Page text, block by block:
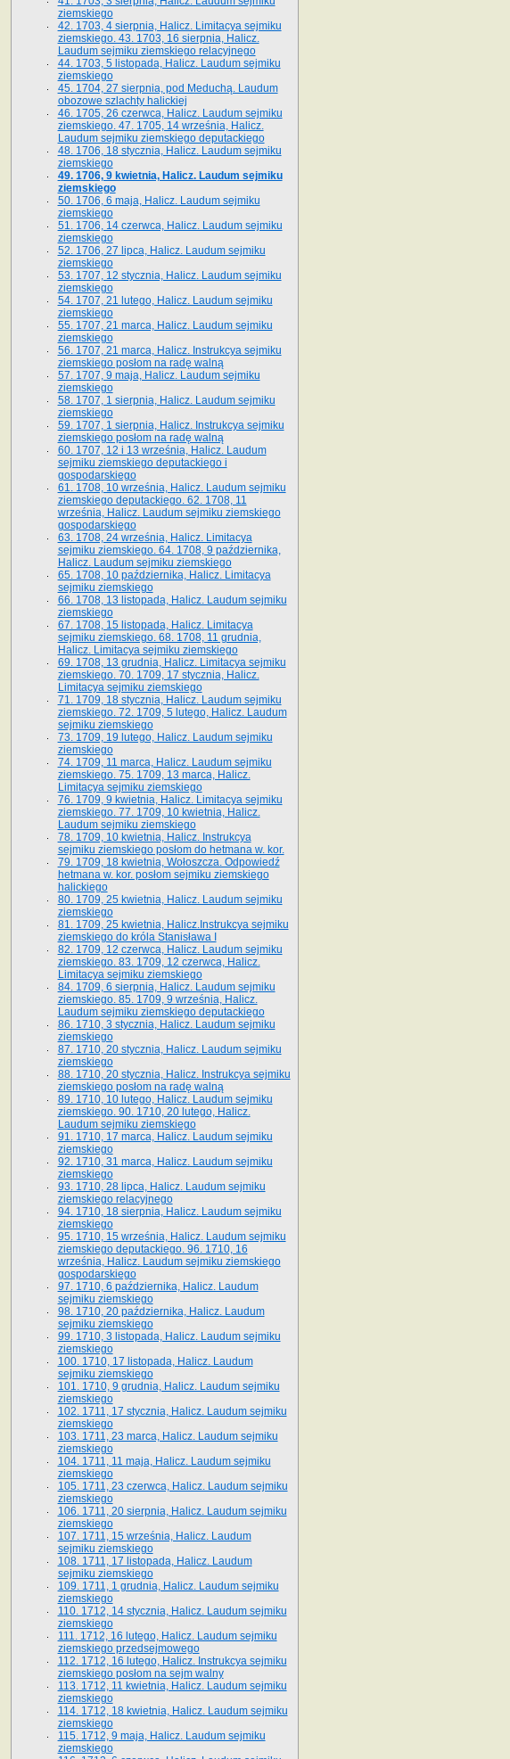
ziemskiego
42. 1703, 4 sierpnia, Halicz. Limitacya sejmiku
ziemskiego. 43. 1703, 16 sierpnia, Halicz.
Laudum sejmiku ziemskiego relacyjnego
44. 1703, 5 listopada, Halicz. Laudum sejmiku
ziemskiego
45. 1704, 27 sierpnia, pod Meduchą. Laudum
obozowe szlachty halickiej
46. 1705, 26 czerwca, Halicz. Laudum sejmiku
ziemskiego. 47. 1705, 14 września, Halicz.
Laudum sejmiku ziemskiego deputackiego
48. 1706, 18 stycznia, Halicz. Laudum sejmiku
ziemskiego
49. 1706, 9 kwietnia, Halicz. Laudum sejmiku
ziemskiego
50. 1706, 6 maja, Halicz. Laudum sejmiku
ziemskiego
51. 1706, 14 czerwca, Halicz. Laudum sejmiku
ziemskiego
52. 1706, 27 lipca, Halicz. Laudum sejmiku
ziemskiego
53. 1707, 12 stycznia, Halicz. Laudum sejmiku
ziemskiego
54. 1707, 21 lutego, Halicz. Laudum sejmiku
ziemskiego
55. 1707, 21 marca, Halicz. Laudum sejmiku
ziemskiego
56. 1707, 21 marca, Halicz. Instrukcya sejmiku
ziemskiego posłom na radę walną
57. 1707, 9 maja, Halicz. Laudum sejmiku
ziemskiego
58. 1707, 1 sierpnia, Halicz. Laudum sejmiku
ziemskiego
59. 1707, 1 sierpnia, Halicz. Instrukcya sejmiku
ziemskiego posłom na radę walną
60. 1707, 12 i 13 września, Halicz. Laudum
sejmiku ziemskiego deputackiego i
gospodarskiego
61. 1708, 10 września, Halicz. Laudum sejmiku
ziemskiego deputackiego. 62. 1708, 11
września, Halicz. Laudum sejmiku ziemskiego
gospodarskiego
63. 1708, 24 września, Halicz. Limitacya
sejmiku ziemskiego. 64. 1708, 9 października,
Halicz. Laudum sejmiku ziemskiego
65­. 1708, 10 października, Halicz. Limitacya
sejmiku ziemskiego
66. 1708, 13 listopada, Halicz. Laudum sejmiku
ziemskiego
67. 1708, 15 listopada, Halicz. Limitacya
sejmiku ziemskiego. 68. 1708, 11 grudnia,
Halicz. Limitacya sejmiku ziemskiego
69. 1708, 13 grudnia, Halicz. Limitacya sejmiku
ziemskiego. 70. 1709, 17 stycznia, Halicz.
Limitacya sejmiku ziemskiego
71. 1709, 18 stycznia, Halicz. Laudum sejmiku
ziemskiego. 72. 1709, 5 lutego, Halicz. Laudum
sejmiku ziemskiego
73. 1709, 19 lutego, Halicz. Laudum sejmiku
ziemskiego
74. 1709, 11 marca, Halicz. Laudum sejmiku
ziemskiego. 75. 1709, 13 marca, Halicz.
Limitacya sejmiku ziemskiego
76. 1709, 9 kwietnia, Halicz. Limitacya sejmiku
ziemskiego. 77. 1709, 10 kwietnia, Halicz.
Laudum sejmiku ziemskiego
78. 1709, 10 kwietnia, Halicz. Instrukcya
sejmiku ziemskiego posłom do hetmana w. kor.
79. 1709, 18 kwietnia, Wołoszcza. Odpowiedź
hetmana w. kor. posłom sejmiku ziemskiego
halickiego
80. 1709, 25 kwietnia, Halicz. Laudum sejmiku
ziemskiego
81. 1709, 25 kwietnia, Halicz.Instrukcya sejmiku
ziemskiego do króla Stanisława I
82. 1709, 12 czerwca, Halicz. Laudum sejmiku
ziemskiego. 83. 1709, 12 czerwca, Halicz.
Limitacya sejmiku ziemskiego
84. 1709, 6 sierpnia, Halicz. Laudum sejmiku
ziemskiego. 85. 1709, 9 września, Halicz.
Laudum sejmiku ziemskiego deputackiego
86. 1710, 3 stycznia, Halicz. Laudum sejmiku
ziemskiego
87. 1710, 20 stycznia, Halicz. Laudum sejmiku
ziemskiego
88. 1710, 20 stycznia, Halicz. Instrukcya sejmiku
ziemskiego posłom na radę walną
89. 1710, 10 lutego, Halicz. Laudum sejmiku
ziemskiego. 90. 1710, 20 lutego, Halicz.
Laudum sejmiku ziemskiego
91. 1710, 17 marca, Halicz. Laudum sejmiku
ziemskiego
92. 1710, 31 marca, Halicz. Laudum sejmiku
ziemskiego
93. 1710, 28 lipca, Halicz. Laudum sejmiku
ziemskiego relacyjnego
94. 1710, 18 sierpnia, Halicz. Laudum sejmiku
ziemskiego
95. 1710, 15 września, Halicz. Laudum sejmiku
ziemskiego deputackiego. 96. 1710, 16
września, Halicz. Laudum sejmiku ziemskiego
gospodarskiego
97. 1710, 6 października, Halicz. Laudum
sejmiku ziemskiego
98. 1710, 20 października, Halicz. Laudum
sejmiku ziemskiego
99. 1710, 3 listopada, Halicz. Laudum sejmiku
ziemskiego
100. 1710, 17 listopada, Halicz. Laudum
sejmiku ziemskiego
101. 1710, 9 grudnia, Halicz. Laudum sejmiku
ziemskiego
102. 1711, 17 stycznia, Halicz. Laudum sejmiku
ziemskiego
103. 1711, 23 marca, Halicz. Laudum sejmiku
ziemskiego
104. 1711, 11 maja, Halicz. Laudum sejmiku
ziemskiego
105. 1711, 23 czerwca, Halicz. Laudum sejmiku
ziemskiego
106. 1711, 20 sierpnia, Halicz. Laudum sejmiku
ziemskiego
107. 1711, 15 września, Halicz. Laudum
sejmiku ziemskiego
108. 1711, 17 listopada, Halicz. Laudum
sejmiku ziemskiego
109. 1711, 1 grudnia, Halicz. Laudum sejmiku
ziemskiego
110. 1712, 14 stycznia, Halicz. Laudum sejmiku
ziemskiego
111. 1712, 16 lutego, Halicz. Laudum sejmiku
ziemskiego przedsejmowego
112. 1712, 16 lutego, Halicz. Instrukcya sejmiku
ziemskiego posłom na sejm walny
113. 1712, 11 kwietnia, Halicz. Laudum sejmiku
ziemskiego
114. 1712, 18 kwietnia, Halicz. Laudum sejmiku
ziemskiego
115. 1712, 9 maja, Halicz. Laudum sejmiku
ziemskiego